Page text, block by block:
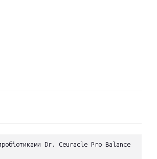
Dr. Ceuracle Pro Balance